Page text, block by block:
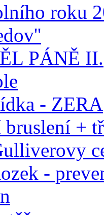
roku
PÁNĚ II.
- ZERA
bruslení +
-